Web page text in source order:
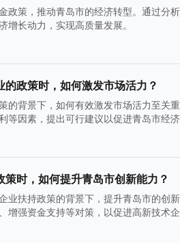
政策，推动青岛市的经济转型。通过分
增长动力，实现高质量发展。
政策时，如何激发市场活力？
的背景下，如何有效激发市场活力至关
等因素，提出可行建议以促进青岛市经
时，如何提升青岛市创新能力？
业扶持政策的背景下，提升青岛市的创
增强资金支持等对策，以促进高新技术